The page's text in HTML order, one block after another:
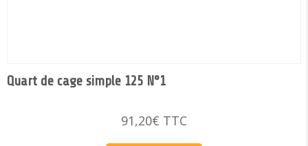
Quart de cage simple 125 N°1
91,20€ TTC